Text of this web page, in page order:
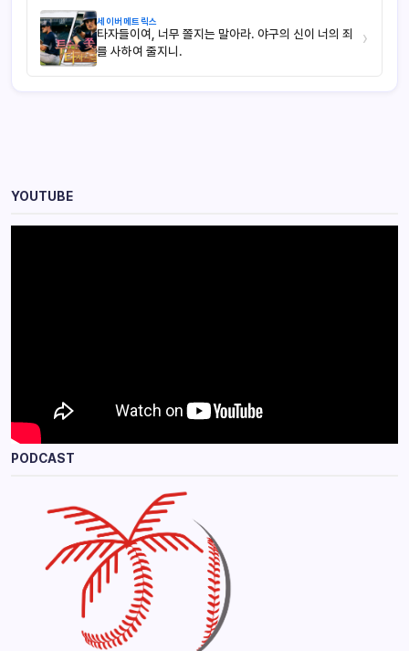
세이버메트릭스
타자들이여, 너무 쫄지는 말아라. 야구의 신이 너의 죄
를 사하여 줄지니.
›
YOUTUBE
PODCAST